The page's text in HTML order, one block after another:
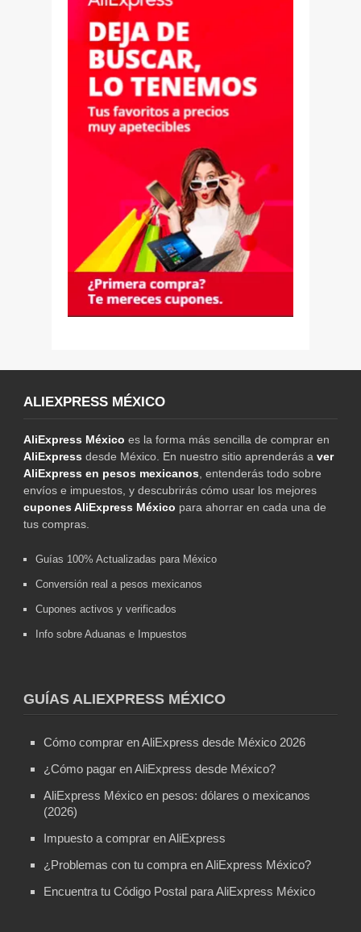
ALIEXPRESS MÉXICO
AliExpress México es la forma más sencilla de comprar en
AliExpress desde México. En nuestro sitio aprenderás a ver
AliExpress en pesos mexicanos , entenderás todo sobre
envíos e impuestos, y descubrirás cómo usar los mejores
cupones AliExpress México para ahorrar en cada una de
tus compras.
Guías 100% Actualizadas para México
Conversión real a pesos mexicanos
Cupones activos y verificados
Info sobre Aduanas e Impuestos
GUÍAS ALIEXPRESS MÉXICO
Cómo comprar en AliExpress desde México 2026
¿Cómo pagar en AliExpress desde México?
AliExpress México en pesos: dólares o mexicanos
(2026)
Impuesto a comprar en AliExpress
¿Problemas con tu compra en AliExpress México?
Encuentra tu Código Postal para AliExpress México